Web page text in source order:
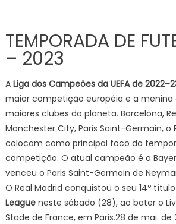
TEMPORADA DE
– 2023
A Liga dos Campeões da UEFA de
maior competição européia e a menina
maiores clubes do planeta. Barcelona,
Manchester City, Paris Saint-Germain, o
colocam como principal foco da
competição. O atual campeão é o
venceu o Paris Saint-Germain de
O Real Madrid conquistou o seu 14º
Leagueneste sábado (28), ao bater o
Stade de France, em Paris.28 de mai. de